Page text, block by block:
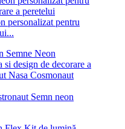
personalizat pentru
Semn neon